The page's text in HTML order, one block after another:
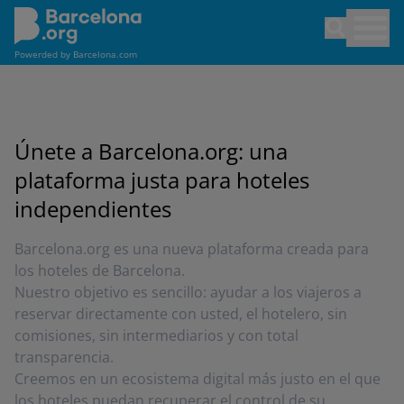
Pasar
contenido
Powerded by Barcelona.com
Únete a Barcelona.org: una
plataforma justa para hoteles
independientes
Barcelona.org es una nueva plataforma creada para
los hoteles de Barcelona.
Nuestro objetivo es sencillo: ayudar a los viajeros a
reservar directamente con usted, el hotelero, sin
comisiones, sin intermediarios y con total
transparencia.
Creemos en un ecosistema digital más justo en el que